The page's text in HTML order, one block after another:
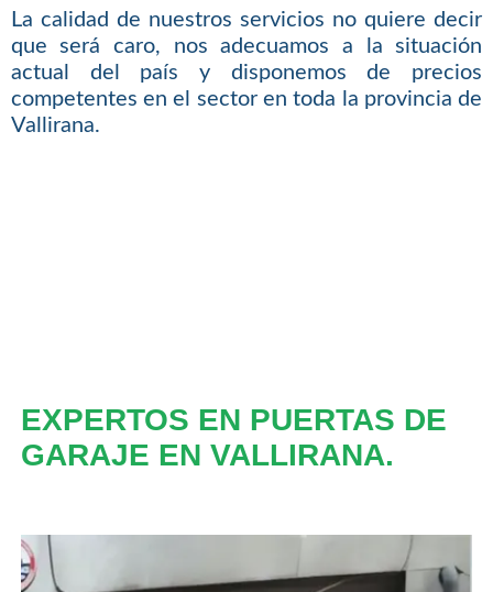
La calidad de nuestros servicios no quiere decir
que será caro, nos adecuamos a la situación
actual del país y disponemos de precios
competentes en el sector en toda la provincia de
Vallirana.
EXPERTOS EN PUERTAS DE
GARAJE EN VALLIRANA.